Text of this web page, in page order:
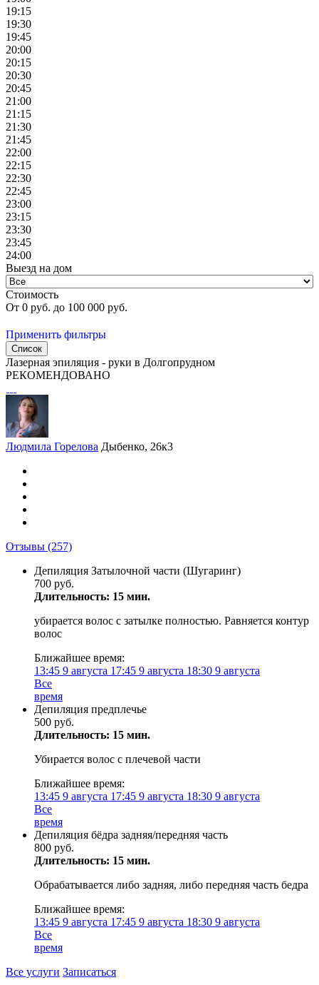
19:15
19:30
19:45
20:00
20:15
20:30
20:45
21:00
21:15
21:30
21:45
22:00
22:15
22:30
22:45
23:00
23:15
23:30
23:45
24:00
Выезд на дом
Стоимость
От 0 руб. до 100 000 руб.
Применить фильтры
Список
Лазерная эпиляция - руки в Долгопрудном
РЕКОМЕНДОВАНО
Людмила Горелова Дыбенко, 26к3
Отзывы (257)
Депиляция Затылочной части (Шугаринг)
700 руб.
Длительность: 15 мин.
убирается волос с затылке полностью. Равняется контур
волос
Ближайшее время:
13:45 9 августа 17:45 9 августа 18:30 9 августа
Все
время
Депиляция предплечье
500 руб.
Длительность: 15 мин.
Убирается волос с плечевой части
Ближайшее время:
13:45 9 августа 17:45 9 августа 18:30 9 августа
Все
время
Депиляция бёдра задняя/передняя часть
800 руб.
Длительность: 15 мин.
Обрабатывается либо задняя, либо передняя часть бедра
Ближайшее время:
13:45 9 августа 17:45 9 августа 18:30 9 августа
Все
время
Все услуги Записаться